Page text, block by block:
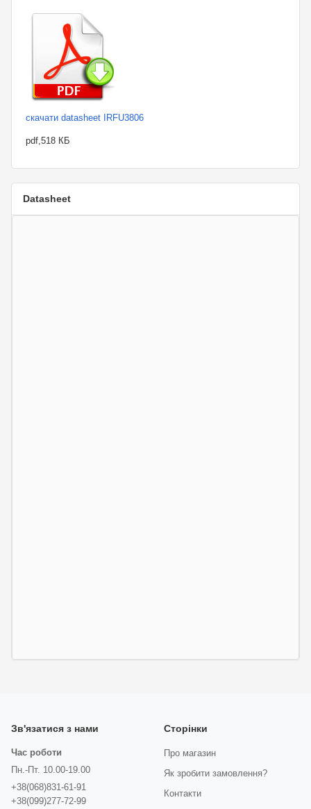
скачати datasheet IRFU3806
pdf,518 КБ
Datasheet
Зв'язатися з нами
Час роботи
Пн.-Пт. 10.00-19.00
+38(068)831-61-91
+38(099)277-72-99
Сторінки
Про магазин
Як зробити замовлення?
Контакти